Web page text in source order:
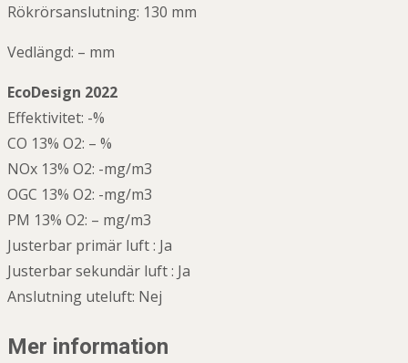
Rökrörsanslutning: 130 mm
Vedlängd: – mm
EcoDesign 2022
Effektivitet: -%
CO 13% O2: – %
NOx 13% O2: -mg/m3
OGC 13% O2: -mg/m3
PM 13% O2: – mg/m3
Justerbar primär luft : Ja
Justerbar sekundär luft : Ja
Anslutning uteluft: Nej
Mer information